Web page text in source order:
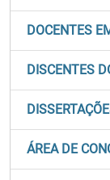
DOCENTES
DISCENTES
ÁREA DE